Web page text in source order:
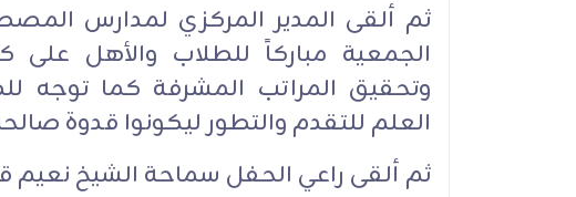
ثم ألقى المدير المركزي لمدارس
الجمعية مباركاً للطلاب والأهل
وتحقيق المراتب المشرفة كما توجه
العلم للتقدم والتطور ليكونوا قدوة
ثم ألقى راعي الحفل سماحة الشيخ نعيم